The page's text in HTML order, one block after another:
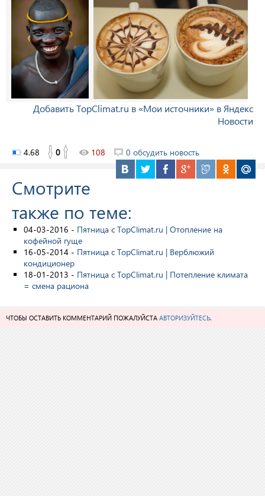
Добавить TopClimat.ru в «Мои источники» в Яндекс
Новости
4.68 0 108 0 обсудить новость
Смотрите
также по теме:
04-03-2016 - Пятница с TopClimat.ru | Отопление на
кофейной гуще
16-05-2014 - Пятница с TopClimat.ru | Верблюжий
кондиционер
18-01-2013 - Пятница с TopClimat.ru | Потепление климата
= смена рациона
ЧТОБЫ ОСТАВИТЬ КОММЕНТАРИЙ ПОЖАЛУЙСТА АВТОРИЗУЙТЕСЬ.